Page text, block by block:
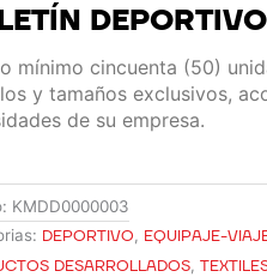
mínimo cincuenta (50)
y tamaños exclusivos,
de su empresa.
KMDD0000003
DEPORTIVO, EQUIPAJE-
DESARROLLADOS,